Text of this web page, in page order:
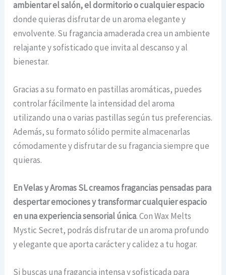
ambientar el salón, el dormitorio o cualquier espacio
donde quieras disfrutar de un aroma elegante y
envolvente. Su fragancia amaderada crea un ambiente
relajante y sofisticado que invita al descanso y al
bienestar.
Gracias a su formato en pastillas aromáticas, puedes
controlar fácilmente la intensidad del aroma
utilizando una o varias pastillas según tus preferencias.
Además, su formato sólido permite almacenarlas
cómodamente y disfrutar de su fragancia siempre que
quieras.
En Velas y Aromas SL creamos fragancias pensadas para
despertar emociones y transformar cualquier espacio
en una experiencia sensorial única. Con Wax Melts
Mystic Secret, podrás disfrutar de un aroma profundo
y elegante que aporta carácter y calidez a tu hogar.
Si buscas una fragancia intensa y sofisticada para